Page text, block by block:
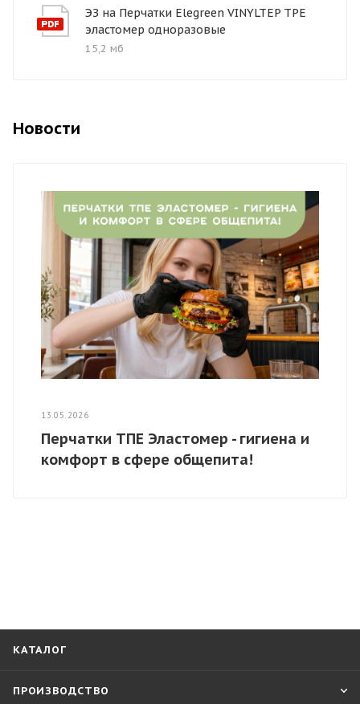
ЭЗ на Перчатки Elegreen VINYLTEP TPE
эластомер одноразовые
15,2 мб
Новости
13.05.2026
Перчатки ТПЕ Эластомер - гигиена и
комфорт в сфере общепита!
КАТАЛОГ
ПРОИЗВОДСТВО